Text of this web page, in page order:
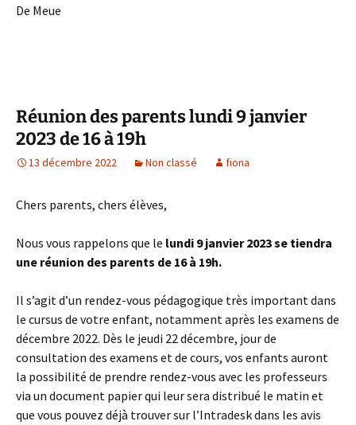
De Meue
Réunion des parents lundi 9 janvier
2023 de 16 à 19h
13 décembre 2022 Non classé fiona
Chers parents, chers élèves,
Nous vous rappelons que le lundi 9 janvier 2023 se tiendra
une réunion des parents de 16 à 19h.
Il s’agit d’un rendez-vous pédagogique très important dans
le cursus de votre enfant, notamment après les examens de
décembre 2022. Dès le jeudi 22 décembre, jour de
consultation des examens et de cours, vos enfants auront
la possibilité de prendre rendez-vous avec les professeurs
via un document papier qui leur sera distribué le matin et
que vous pouvez déjà trouver sur l’Intradesk dans les avis